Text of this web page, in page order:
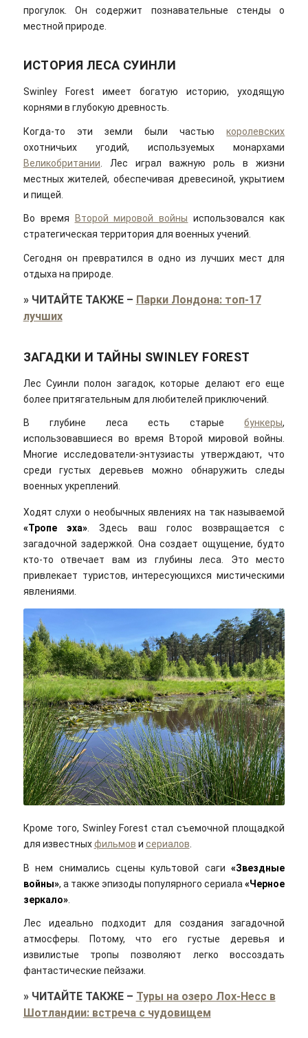
прогулок. Он содержит познавательные стенды о
местной природе.
ИСТОРИЯ ЛЕСА СУИНЛИ
Swinley Forest имеет богатую историю, уходящую
корнями в глубокую древность.
Когда-то эти земли были частьюкоролевских
охотничьих угодий, используемых монархами
Великобритании . Лес играл важную роль в жизни
местных жителей, обеспечивая древесиной, укрытием
и пищей.
Во время Второй мировой войны использовался как
стратегическая территория для военных учений.
Сегодня он превратился в одно из лучших мест для
отдыха на природе.
» ЧИТАЙТЕ ТАКЖЕ– Парки Лондона: топ-17
лучших
ЗАГАДКИ И ТАЙНЫ SWINLEY FOREST
Лес Суинли полон загадок, которые делают его еще
более притягательным для любителей приключений.
В глубине леса есть старыебункеры,
использовавшиеся во время Второй мировой войны.
Многие исследователи-энтузиасты утверждают, что
среди густых деревьев можно обнаружить следы
военных укреплений.
Ходят слухи о необычных явлениях на так называемой
«Тропе эха». Здесь ваш голос возвращается с
загадочной задержкой. Она создает ощущение, будто
кто-то отвечает вам из глубины леса. Это место
привлекает туристов, интересующихся мистическими
явлениями.
Timo Newton-Syms/flickr/Cc-by-sa 2.0
Кроме того, Swinley Forest стал съемочной площадкой
для известныхфильмов и сериалов
В нем снимались сцены культовой саги«Звездные
войны», а также эпизоды популярного сериала«Черное
зеркало».
Лес идеально подходит для создания загадочной
атмосферы. Потому, что его густые деревья и
извилистые тропы позволяют легко воссоздать
фантастические пейзажи.
» ЧИТАЙТЕ ТАКЖЕ– Туры на озеро Лох-Несс в
Шотландии: встреча с чудовищем